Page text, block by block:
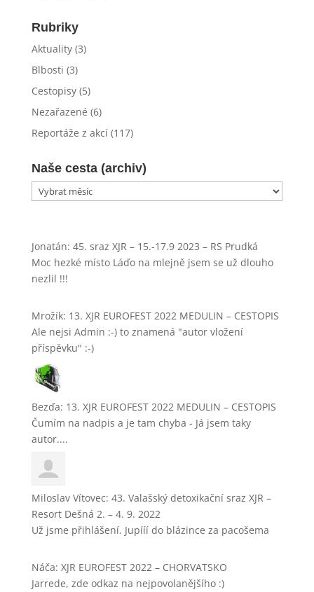
Rubriky
Aktuality(3)
Blbosti (3)
Cestopisy(5)
Nezařazené (6)
Reportáže z akcí(117)
Naše cesta (archiv)
Naše
cesta
Jonatán: 45. sraz XJR – 15.-17.9 2023 – RS Prudká
Moc hezké místo Láďo na mlejně jsem se už dlouho
nezlil !!!
Mrožík: 13. XJR EUROFEST 2022 MEDULIN – CESTOPIS
Ale nejsi Admin :-) to znamená "autor vložení
příspěvku" :-)
Bezďa: 13. XJR EUROFEST 2022 MEDULIN – CESTOPIS
Čumím na nadpis a je tam chyba - Já jsem taky
autor....
Miloslav Vítovec: 43. Valašský detoxikační sraz XJR –
Resort Dešná 2. – 4. 9. 2022
Už jsme přihlášení. Jupííí do blázince za pacošema
Náča: XJR EUROFEST 2022 – CHORVATSKO
Jarrede, zde odkaz na nejpovolanějšího :)